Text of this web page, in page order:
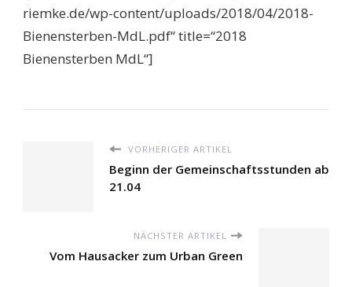
riemke.de/wp-content/uploads/2018/04/2018-
Bienensterben-MdL.pdf“ title=“2018
Bienensterben MdL“]
VORHERIGER ARTIKEL
Beginn der Gemeinschaftsstunden ab
21.04
NÄCHSTER ARTIKEL
Vom Hausacker zum Urban Green